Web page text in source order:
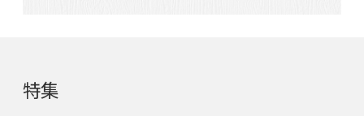
特集